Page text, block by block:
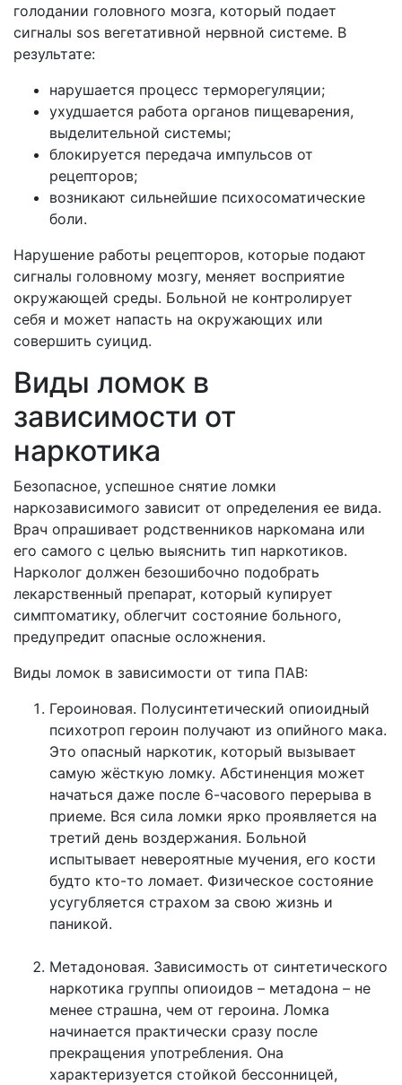
голодании головного мозга, который подает
сигналы sos вегетативной нервной системе. В
результате:
нарушается процесс терморегуляции;
ухудшается работа органов пищеварения,
выделительной системы;
блокируется передача импульсов от
рецепторов;
возникают сильнейшие психосоматические
боли.
Нарушение работы рецепторов, которые подают
сигналы головному мозгу, меняет восприятие
окружающей среды. Больной не контролирует
себя и может напасть на окружающих или
совершить суицид.
Виды ломок в
зависимости от
наркотика
Безопасное, успешное снятие ломки
наркозависимого зависит от определения ее вида.
Врач опрашивает родственников наркомана или
его самого с целью выяснить тип наркотиков.
Нарколог должен безошибочно подобрать
лекарственный препарат, который купирует
симптоматику, облегчит состояние больного,
предупредит опасные осложнения.
Виды ломок в зависимости от типа ПАВ:
Героиновая. Полусинтетический опиоидный
психотроп героин получают из опийного мака.
Это опасный наркотик, который вызывает
самую жёсткую ломку. Абстиненция может
начаться даже после 6-часового перерыва в
приеме. Вся сила ломки ярко проявляется на
третий день воздержания. Больной
испытывает невероятные мучения, его кости
будто кто-то ломает. Физическое состояние
усугубляется страхом за свою жизнь и
паникой.
Метадоновая. Зависимость от синтетического
наркотика группы опиоидов – метадона – не
менее страшна, чем от героина. Ломка
начинается практически сразу после
прекращения употребления. Она
характеризуется стойкой бессонницей,